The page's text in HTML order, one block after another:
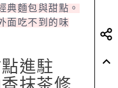
典麵包與甜點。
面吃不到的味
進駐